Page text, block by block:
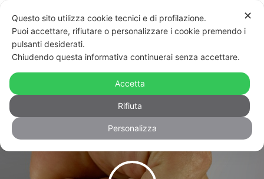
Aggressione con un cacciavite
contro attivista: “A Catania i fr…
siete troppi”
✕
Questo sito utilizza cookie tecnici e di profilazione.
Puoi accettare, rifiutare o personalizzare i cookie premendo i
pulsanti desiderati.
Chiudendo questa informativa continuerai senza accettare.
Accetta
Rifiuta
Personalizza